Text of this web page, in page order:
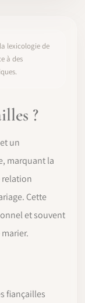
lexicologie de
à des
?
un
marquant la
Cette
et souvent
fiançailles